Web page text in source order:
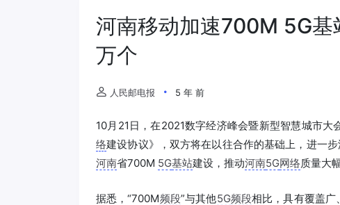
河南移动加速700M 5G基
万个
人民邮电报 5 年 前
10月21日，在2021数字经济峰会暨新型智慧城市大
络建设协议》，双方将在以往合作的基础上，进一步
河南省700M 5G基站建设，推动河南5G网络质量大
据悉，“700M频段”与其他5G频段相比，具有覆盖广